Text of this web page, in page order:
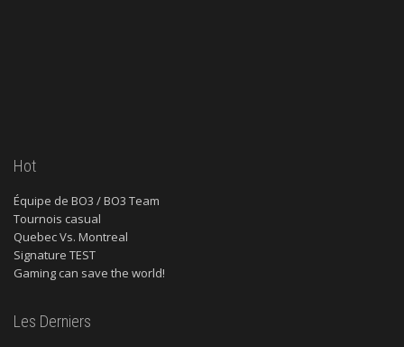
Hot
Équipe de BO3 / BO3 Team
Tournois casual
Quebec Vs. Montreal
Signature TEST
Gaming can save the world!
Les Derniers